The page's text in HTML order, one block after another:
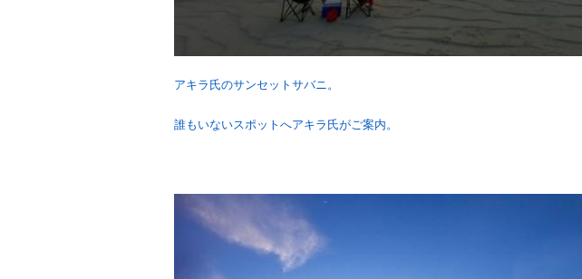
アキラ氏のサンセットサバニ。
誰もいないスポットへアキラ氏がご案内。